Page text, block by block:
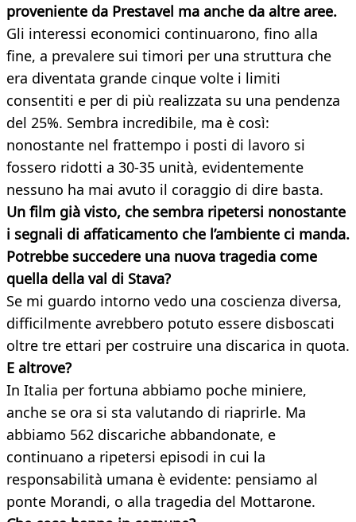
proveniente da Prestavel ma anche da altre aree.
Gli interessi economici continuarono, fino alla
fine, a prevalere sui timori per una struttura che
era diventata grande cinque volte i limiti
consentiti e per di più realizzata su una pendenza
del 25%. Sembra incredibile, ma è così:
nonostante nel frattempo i posti di lavoro si
fossero ridotti a 30-35 unità, evidentemente
nessuno ha mai avuto il coraggio di dire basta.
Un film già visto, che sembra ripetersi nonostante
i segnali di affaticamento che l’ambiente ci manda.
Potrebbe succedere una nuova tragedia come
quella della val di Stava?
Se mi guardo intorno vedo una coscienza diversa,
difficilmente avrebbero potuto essere disboscati
oltre tre ettari per costruire una discarica in quota.
E altrove?
In Italia per fortuna abbiamo poche miniere,
anche se ora si sta valutando di riaprirle. Ma
abbiamo 562 discariche abbandonate, e
continuano a ripetersi episodi in cui la
responsabilità umana è evidente: pensiamo al
ponte Morandi, o alla tragedia del Mottarone.